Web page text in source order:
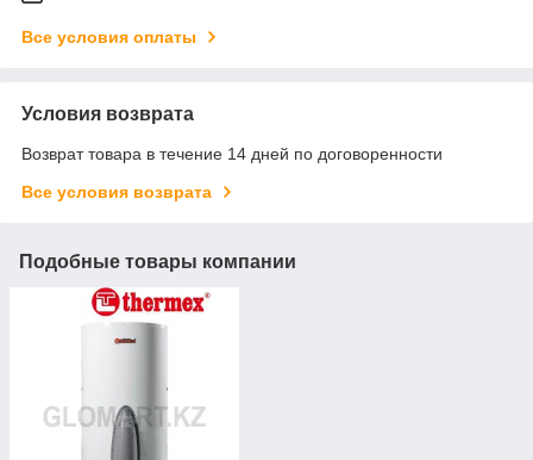
Все условия оплаты
Условия возврата
Возврат товара в течение 14 дней по договоренности
Все условия возврата
Подобные товары компании